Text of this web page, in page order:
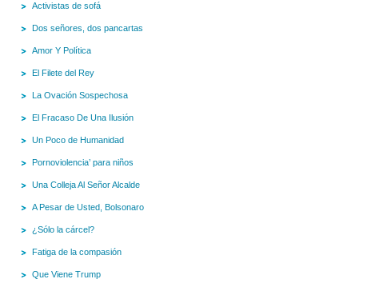
Activistas de sofá
Dos señores, dos pancartas
Amor Y Política
El Filete del Rey
La Ovación Sospechosa
El Fracaso De Una Ilusión
Un Poco de Humanidad
Pornoviolencia’ para niños
Una Colleja Al Señor Alcalde
A Pesar de Usted, Bolsonaro
¿Sólo la cárcel?
Fatiga de la compasión
Que Viene Trump